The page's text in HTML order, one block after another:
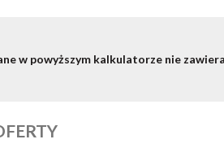
w powyższym kalkulatorze nie